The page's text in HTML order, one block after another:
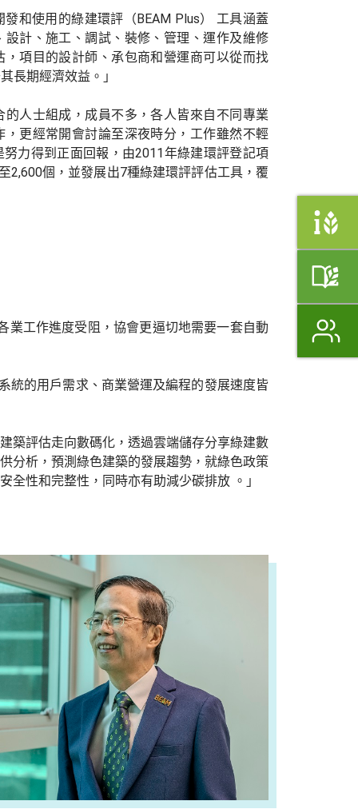
和使用的綠建環評（BEAM Plus） 工具涵蓋
計、施工、調試、裝修、管理、運作及維修
項目的設計師、承包商和營運商可以從而找
長期經濟效益。」
人士組成，成員不多，各人皆來自不同專業
更經常開會討論至深夜時分，工作雖然不輕
力得到正面回報，由2011年綠建環評登記項
2,600個，並發展出7種綠建環評評估工具，覆
業工作進度受阻，協會更逼切地需要一套自動
統的用戶需求、商業營運及編程的發展速度皆
築評估走向數碼化，透過雲端儲存分享綠建數
分析，預測綠色建築的發展趨勢，就綠色政策
性和完整性，同時亦有助減少碳排放 。」